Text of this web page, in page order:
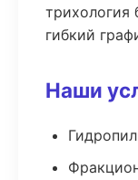
трихология
гибкий
Наши